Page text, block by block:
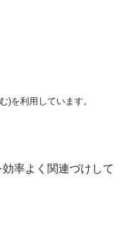
)を利用しています。
率よく関連づけして